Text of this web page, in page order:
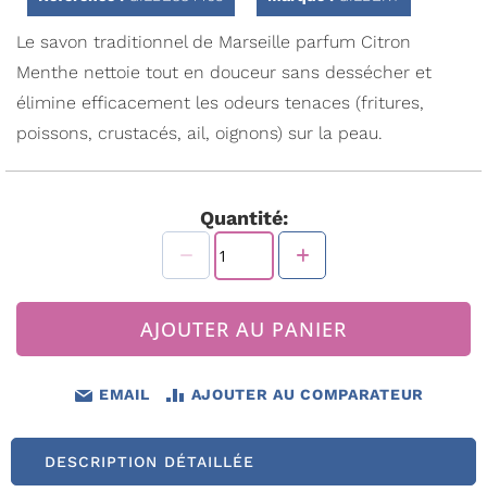
Le savon traditionnel de Marseille parfum Citron
Menthe nettoie tout en douceur sans dessécher et
élimine efficacement les odeurs tenaces (fritures,
poissons, crustacés, ail, oignons) sur la peau.
Quantité:
AJOUTER AU PANIER
EMAIL AJOUTER AU COMPARATEUR
DESCRIPTION DÉTAILLÉE